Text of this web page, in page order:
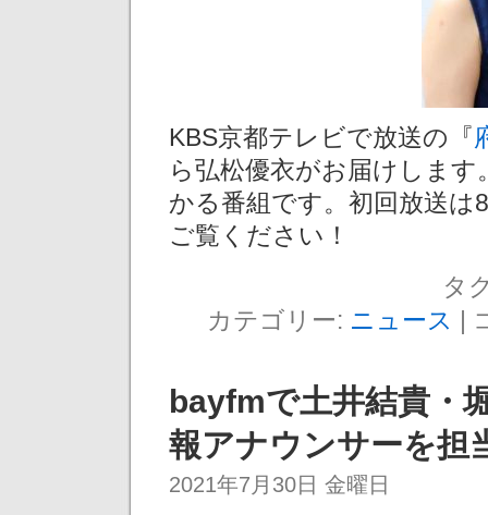
KBS京都テレビで放送の『
ら弘松優衣がお届けしま
かる番組です。初回放送は
ご覧ください！
タ
カテゴリー: ニュース |
bayfmで土井結貴・
報アナウンサーを担
2021年7月30日 金曜日